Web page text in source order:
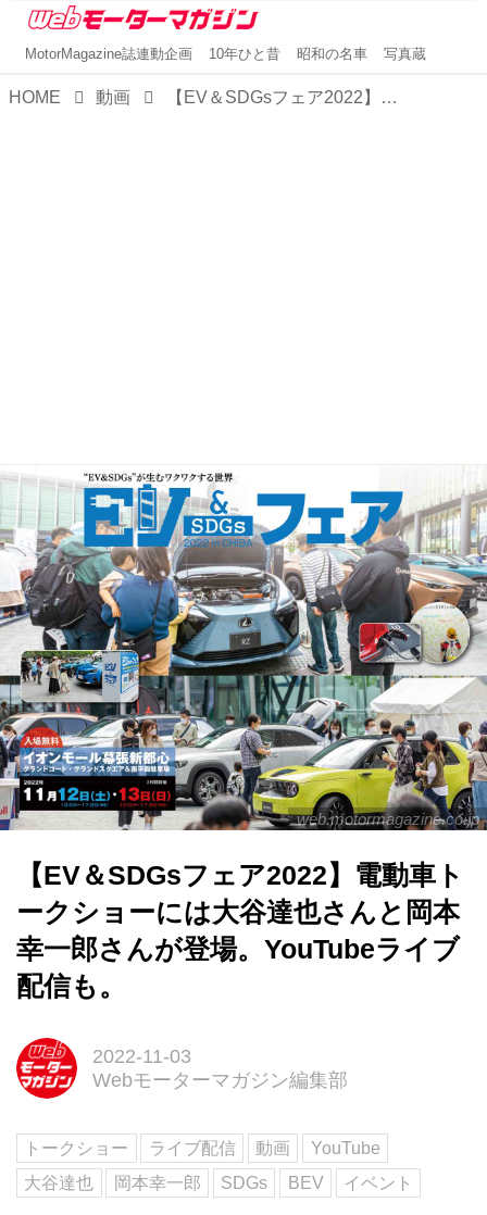
MotorMagazine誌連動企画 10年ひと昔 昭和の名車 写真蔵
HOME 動画 【EV＆SDGsフェア2022】電動車トークショーには大谷達也さんと岡本幸一郎さんが登場。YouTubeライブ配信も。
web.motormagazine.co.jp
【EV＆SDGsフェア2022】電動車ト
ークショーには大谷達也さんと岡本
幸一郎さんが登場。YouTubeライブ
配信も。
2022-11-03
Webモーターマガジン編集部
トークショー ライブ配信 動画
YouTube
大谷達也
岡本幸一郎 SDGs BEV イベント